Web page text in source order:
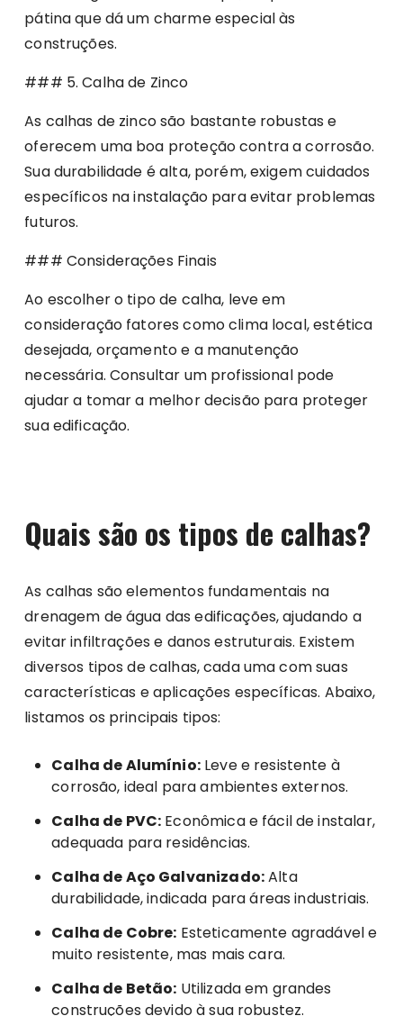
pátina que dá um charme especial às
construções.
### 5. Calha de Zinco
As calhas de zinco são bastante robustas e
oferecem uma boa proteção contra a corrosão.
Sua durabilidade é alta, porém, exigem cuidados
específicos na instalação para evitar problemas
futuros.
### Considerações Finais
Ao escolher o tipo de calha, leve em
consideração fatores como clima local, estética
desejada, orçamento e a manutenção
necessária. Consultar um profissional pode
ajudar a tomar a melhor decisão para proteger
sua edificação.
Quais são os tipos de calhas?
As calhas são elementos fundamentais na
drenagem de água das edificações, ajudando a
evitar infiltrações e danos estruturais. Existem
diversos tipos de calhas, cada uma com suas
características e aplicações específicas. Abaixo,
listamos os principais tipos:
Calha de Alumínio:Leve e resistente à
corrosão, ideal para ambientes externos.
Calha de PVC: Econômica e fácil de instalar,
adequada para residências.
Calha de Aço Galvanizado:Alta
durabilidade, indicada para áreas industriais.
Calha de Cobre: Esteticamente agradável e
muito resistente, mas mais cara.
Calha de Betão: Utilizada em grandes
construções devido à sua robustez.